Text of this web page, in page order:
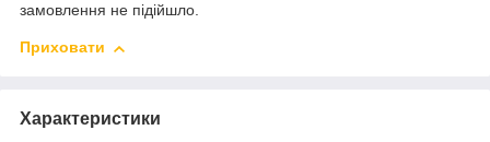
замовлення не підійшло.
Приховати
Характеристики